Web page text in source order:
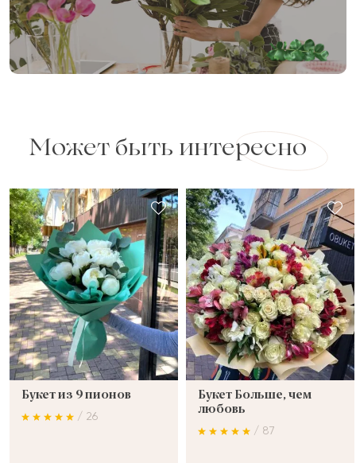
Может быть интересно
Букет из 9 пионов
/ 26
Букет Больше, чем
любовь
/ 87